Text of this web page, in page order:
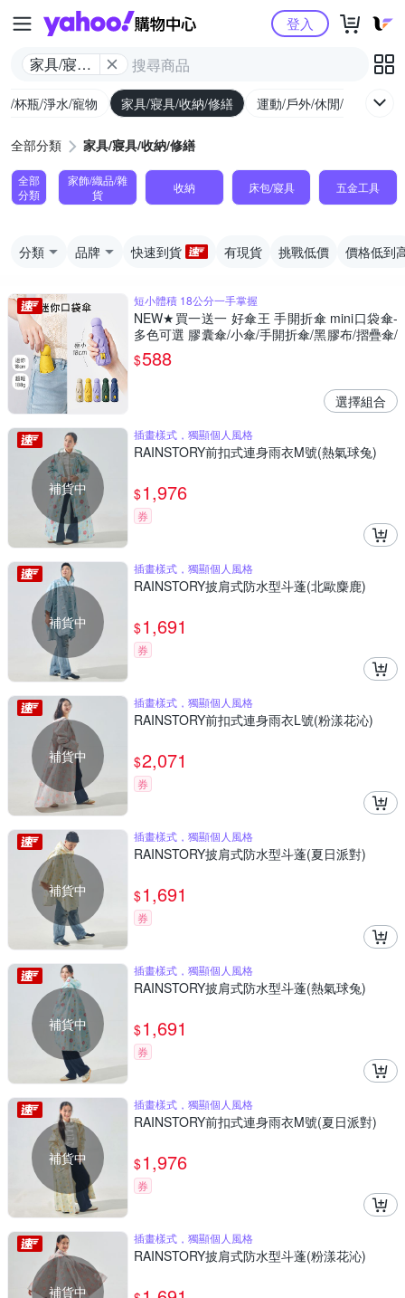
Yahoo購物中心
家具/寢具/
登入
/杯瓶/淨水/寵物 家具/寢具/收納/修繕 運動/戶外/休閒/健身
全部分類 家具/寢具/收納/修繕
全部
分類
家飾/織品/雜
貨
收納 床包/寢具 五金工具
分類 品牌 快速到貨 有現貨 挑戰低價 價格低到
短小體積 18公分一手掌握
NEW★買一送一 好傘王 手開折傘 mini口袋傘-
多色可選 膠囊傘/小傘/手開折傘/黑膠布/摺疊傘/
小雨傘/輕量傘/折疊傘/迷你傘/防曬
$588
選擇組合
補貨中
插畫樣式，獨顯個人風格
RAINSTORY前扣式連身雨衣M號(熱氣球兔)
$1,976
券
補貨中
插畫樣式，獨顯個人風格
RAINSTORY披肩式防水型斗蓬(北歐麋鹿)
$1,691
券
補貨中
插畫樣式，獨顯個人風格
RAINSTORY前扣式連身雨衣L號(粉漾花沁)
$2,071
券
補貨中
插畫樣式，獨顯個人風格
RAINSTORY披肩式防水型斗蓬(夏日派對)
$1,691
券
補貨中
插畫樣式，獨顯個人風格
RAINSTORY披肩式防水型斗蓬(熱氣球兔)
$1,691
券
補貨中
插畫樣式，獨顯個人風格
RAINSTORY前扣式連身雨衣M號(夏日派對)
$1,976
券
補貨中
插畫樣式，獨顯個人風格
RAINSTORY披肩式防水型斗蓬(粉漾花沁)